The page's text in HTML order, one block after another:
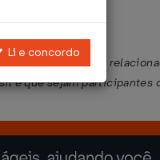
dispositivos
e que sejam participantes
Li e concordo